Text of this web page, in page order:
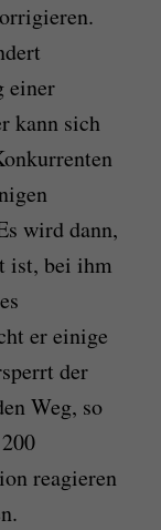
einer
kann sich
wird dann,
ist, bei ihm
er einige
der
Weg, so
reagieren